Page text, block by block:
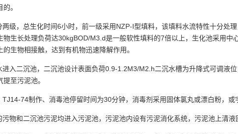
。
级，总生化时间6小时，前一级采用NZP-I型填料，该填料水流特性十分处
物生长处理负荷达30kgBOD/M3.d是一般软性填料的7倍以上，生化池采用中
生物相接触，达到有机物迅速降解作用。
入二沉池，二沉池设计表面负荷0.9-1.2M3/M2.h二沉水槽为升降式可调液
至污泥池。
74制作、消毒池停留时间为30分钟，消毒剂采用固体氯丸或漂白粉，或
物和二沉池污泥均进入污泥池，污泥池内设有污泥消化系统，污泥池上清液